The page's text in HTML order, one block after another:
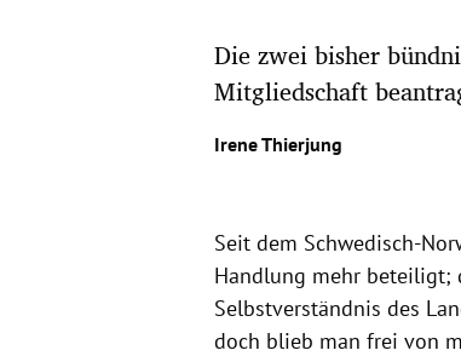
Die zwei bisher
Mitgliedschaft
Irene Thierjung
Seit dem Schwedisch-
Handlung mehr beteiligt;
Selbstverständnis des
doch blieb man frei von